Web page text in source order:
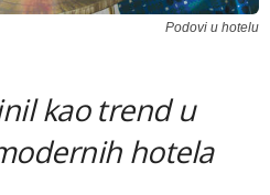
Podovi u hotelu
kao trend u
hotela